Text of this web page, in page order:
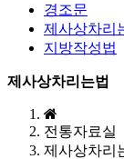
경조문
제사상차리
지방작성법
제사상차리는법
전통자료실
제사상차리